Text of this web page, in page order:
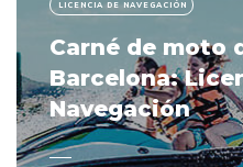
LICENCIA DE NAVEGACIÓN
Carné de moto
Barcelona:
Navegación